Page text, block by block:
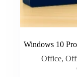
Windows 10
Office,